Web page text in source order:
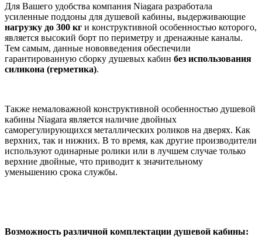
Для Вашего удобства компания Niagara разработала
усиленные поддоны для душевой кабины, выдерживающие
нагрузку до 300 кг и конструктивной особенностью которого,
является высокий борт по периметру и дренажные каналы.
Тем самым, данные нововведения обеспечили
гарантированную сборку душевых кабин без использования
силикона (герметика).
Также немаловажной конструктивной особенностью душевой
кабины Niagara является наличие двойных
саморегулирующихся металлических роликов на дверях. Как
верхних, так и нижних. В то время, как другие производители
используют одинарные ролики или в лучшем случае только
верхние двойные, что приводит к значительному
уменьшению срока службы.
Возможность различной комплектации душевой кабины: